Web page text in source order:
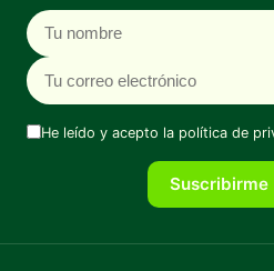
Nombre
Correo electrónico
He leído y acepto la política de
Suscribirme